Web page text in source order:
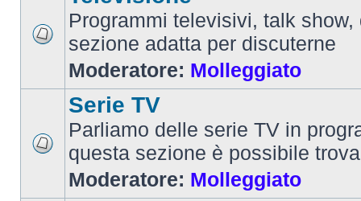
Programmi televisivi, talk show,
sezione adatta per discuterne
Moderatore: Molleggiato
Serie TV
Parliamo delle serie TV in
questa sezione è possibile
Moderatore: Molleggiato